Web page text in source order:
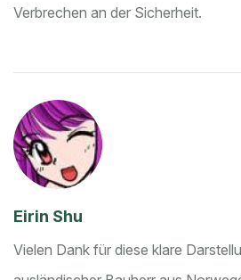
Verbrechen an der Sicherheit.
Eirin Shu
Vielen Dank für diese klare